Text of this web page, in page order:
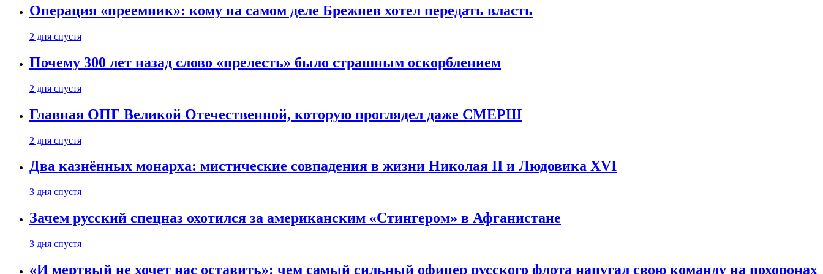
Операция «преемник»: кому на самом деле Брежнев хотел передать власть
2 дня спустя
Почему 300 лет назад слово «прелесть» было страшным оскорблением
2 дня спустя
Главная ОПГ Великой Отечественной, которую проглядел даже СМЕРШ
2 дня спустя
Два казнённых монарха: мистические совпадения в жизни Николая II и Людовика XVI
3 дня спустя
Зачем русский спецназ охотился за американским «Стингером» в Афганистане
3 дня спустя
«И мертвый не хочет нас оставить»: чем самый сильный офицер русского флота напугал свою команду на похоронах